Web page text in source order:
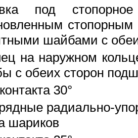
под
шайбами с
на наружном
с обеих сторон
30°
радиально-
шариков